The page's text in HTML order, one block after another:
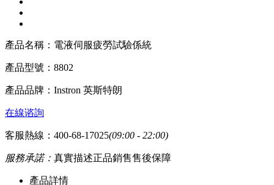
產品名稱： 電液伺服疲勞試驗係統
產品型號： 8802
產品品牌： Instron 英斯特朗
在線谘詢
客服熱線：400-68-17025(09:00 - 22:00)
服務承諾： 真實描述正品銷售售後保障
產品詳情